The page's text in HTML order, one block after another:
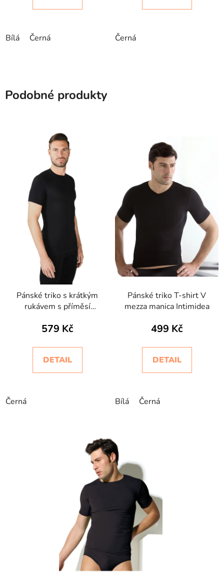
Bílá Černá Černá
Podobné produkty
Pánské triko s krátkým
rukávem s příměsí
579 Kč
DETAIL
Černá
Pánské triko T-shirt V
mezza manica Intimidea
499 Kč
DETAIL
Bílá Černá